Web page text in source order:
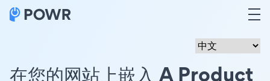
在您的网站上嵌入 A Product